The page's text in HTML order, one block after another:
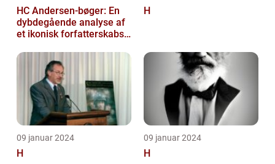
HC Andersen-bøger: En
dybdegående analyse af
et ikonisk forfatterskabs
H
09 januar 2024
H
09 januar 2024
H